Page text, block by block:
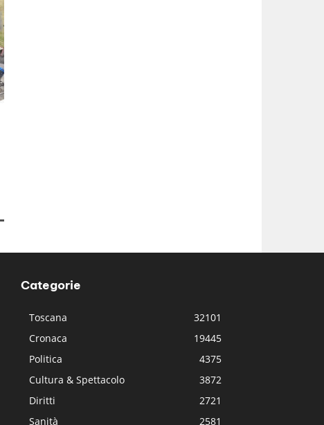
Categorie
Toscana
32101
Cronaca
19445
Politica
4375
Cultura & Spettacolo
3872
Diritti
2721
Sanità
2581